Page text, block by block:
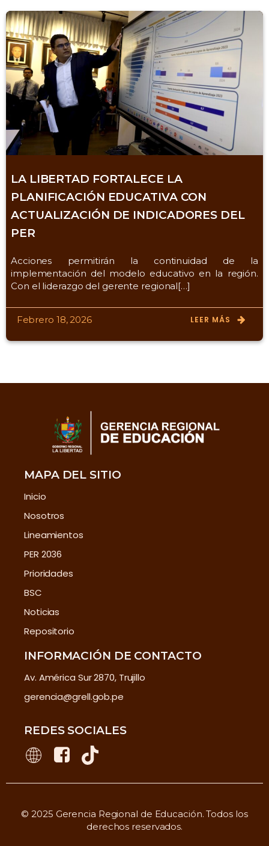
LA LIBERTAD FORTALECE LA
PLANIFICACIÓN EDUCATIVA CON
ACTUALIZACIÓN DE INDICADORES DEL
PER
Acciones permitirán la continuidad de la
implementación del modelo educativo en la región.
Con el liderazgo del gerente regional[…]
Febrero 18, 2026 LEER MÁS
MAPA DEL SITIO
Inicio
Nosotros
Lineamientos
PER 2036
Prioridades
BSC
Noticias
Repositorio
INFORMACIÓN DE CONTACTO
Av. América Sur 2870, Trujillo
gerencia@grell.gob.pe
REDES SOCIALES
© 2025 Gerencia Regional de Educación. Todos los
derechos reservados.